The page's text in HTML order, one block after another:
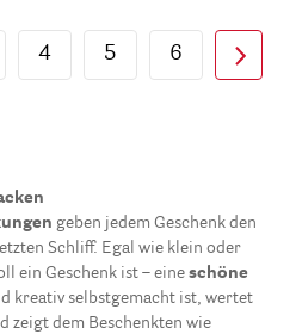
4 5 6
geben jedem Geschenk den
Schliff. Egal wie klein oder
ein Geschenk ist – eine schöne
kreativ selbstgemacht ist, wertet
zeigt dem Beschenkten wie